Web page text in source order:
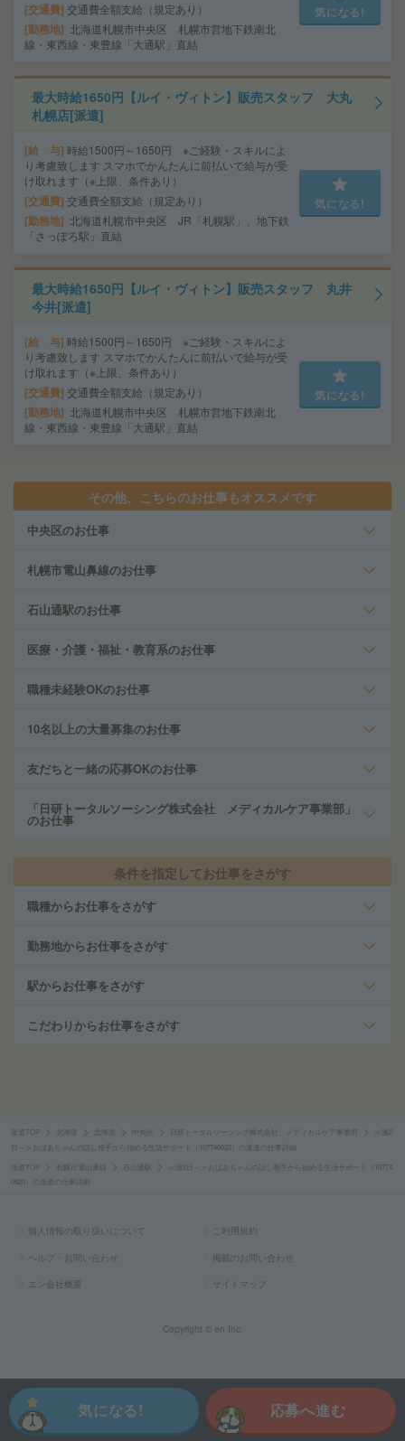
応募へ進む
気になる!
交通費 交通費全額支給（規定あり）
勤務地
北海道札幌市中央区 札幌市営地下鉄南北
線・東西線・東豊線「大通駅」直結
気になる!
最大時給1650円【ルイ・ヴィトン】販売スタッフ 大丸
札幌店[派遣]
給 与 時給1500円～1650円 ※ご経験・スキルによ
り考慮致します スマホでかんたんに前払いで給与が受
け取れます（※上限、条件あり）
交通費 交通費全額支給（規定あり）
勤務地
北海道札幌市中央区 JR「札幌駅」、地下鉄
「さっぽろ駅」直結
気になる!
最大時給1650円【ルイ・ヴィトン】販売スタッフ 丸井
今井[派遣]
給 与 時給1500円～1650円 ※ご経験・スキルによ
り考慮致します スマホでかんたんに前払いで給与が受
け取れます（※上限、条件あり）
交通費 交通費全額支給（規定あり）
勤務地
北海道札幌市中央区 札幌市営地下鉄南北
線・東西線・東豊線「大通駅」直結
気になる!
その他、こちらのお仕事もオススメです
中央区のお仕事
札幌市電山鼻線のお仕事
石山通駅のお仕事
医療・介護・福祉・教育系のお仕事
職種未経験OKのお仕事
10名以上の大量募集のお仕事
友だちと一緒の応募OKのお仕事
「日研トータルソーシング株式会社 メディカルケア事業部」
のお仕事
条件を指定してお仕事をさがす
職種からお仕事をさがす
勤務地からお仕事をさがす
駅からお仕事をさがす
こだわりからお仕事をさがす
派遣TOP 北海道 北海道 中央区 日研トータルソーシング株式会社 メディカルケア事業部
≪週2
日～≫おばあちゃんの話し相手から始める生活サポート（107740620）の派遣の仕事詳細
派遣TOP 札幌市電山鼻線 石山通駅
≪週2日～≫おばあちゃんの話し相手から始める生活サポート（10774
0620）の派遣の仕事詳細
個人情報の取り扱いについて ご利用規約
ヘルプ・お問い合わせ 掲載のお問い合わせ
エン会社概要 サイトマップ
Copyright © en Inc.